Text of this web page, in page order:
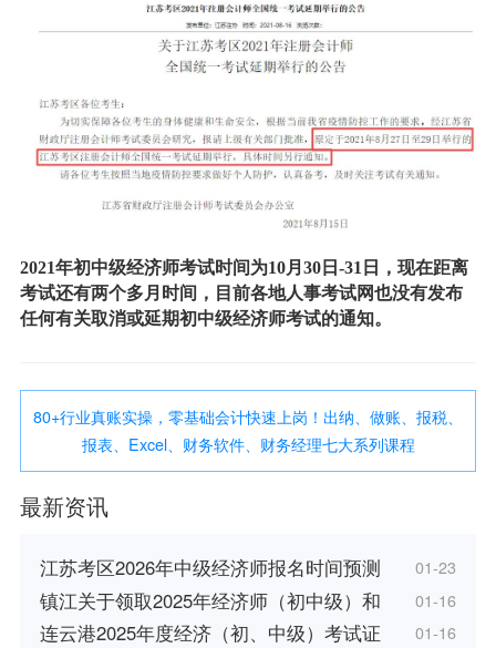
2021年初中级经济师考试时间为10月30日-31日，现在距离
考试还有两个多月时间，目前各地人事考试网也没有发布
任何有关取消或延期初中级经济师考试的通知。
80+行业真账实操，零基础会计快速上岗！出纳、做账、报税、
报表、Excel、财务软件、财务经理七大系列课程
最新资讯
江苏考区2026年中级经济师报名时间预测 01-23
镇江关于领取2025年经济师（初中级）和 01-16
连云港2025年度经济（初、中级）考试证 01-16